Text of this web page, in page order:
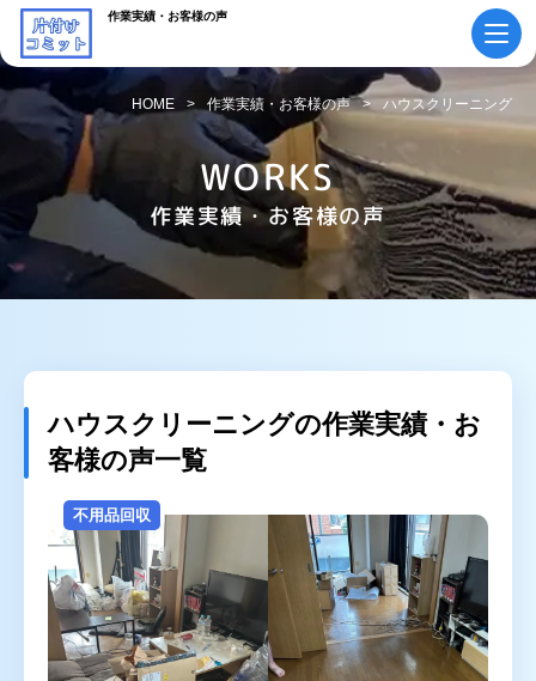
作業実績・お客様の声
初めての方へ ご依頼の流れ
会社概要・
スタッフ紹介
採用情報 よくあるご質問
お役立ちコラム
サービス案内
ゴミ屋敷片付け 汚部屋掃除
不用品回収 生前整理・遺品整理
ハウスクリーニング 買取
HOME 作業実績・お客様の声 ハウスクリーニング
WORKS
作業実績・お客様の声
ハウスクリーニングの作業実績・お
客様の声一覧
不用品回収